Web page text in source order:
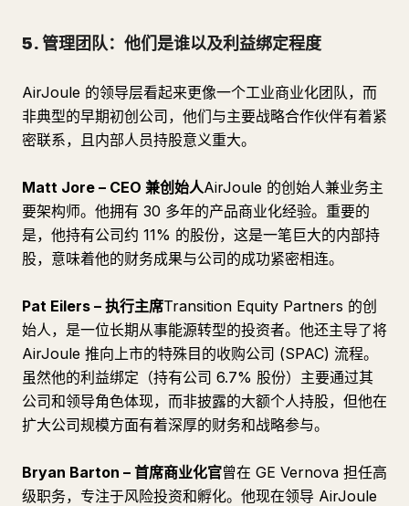
5. 管理团队：他们是谁以及利益绑定程度
AirJoule 的领导层看起来更像一个工业商业化团队，而
非典型的早期初创公司，他们与主要战略合作伙伴有着紧
密联系，且内部人员持股意义重大。
Matt Jore – CEO 兼创始人AirJoule 的创始人兼业务主
要架构师。他拥有 30 多年的产品商业化经验。重要的
是，他持有公司约 11% 的股份，这是一笔巨大的内部持
股，意味着他的财务成果与公司的成功紧密相连。
Pat Eilers – 执行主席Transition Equity Partners 的创
始人，是一位长期从事能源转型的投资者。他还主导了将
AirJoule 推向上市的特殊目的收购公司 (SPAC) 流程。
虽然他的利益绑定（持有公司 6.7% 股份）主要通过其
公司和领导角色体现，而非披露的大额个人持股，但他在
扩大公司规模方面有着深厚的财务和战略参与。
Bryan Barton – 首席商业化官曾在 GE Vernova 担任高
级职务，专注于风险投资和孵化。他现在领导 AirJoule